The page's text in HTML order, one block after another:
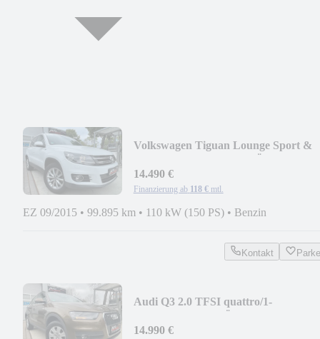
Volkswagen Tiguan Lounge Sport &
14.490 €
Finanzierung ab 118 € mtl.
EZ 09/2015 • 99.895 km • 110 kW (150 PS) • Benzin
Kontakt
Audi Q3 2.0 TFSI quattro/1-
14.990 €